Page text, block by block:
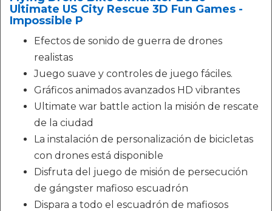
Ultimate US City Rescue 3D Fun Games -
Impossible P
Efectos de sonido de guerra de drones
realistas
Juego suave y controles de juego fáciles.
Gráficos animados avanzados HD vibrantes
Ultimate war battle action la misión de rescate
de la ciudad
La instalación de personalización de bicicletas
con drones está disponible
Disfruta del juego de misión de persecución
de gángster mafioso escuadrón
Dispara a todo el escuadrón de mafiosos